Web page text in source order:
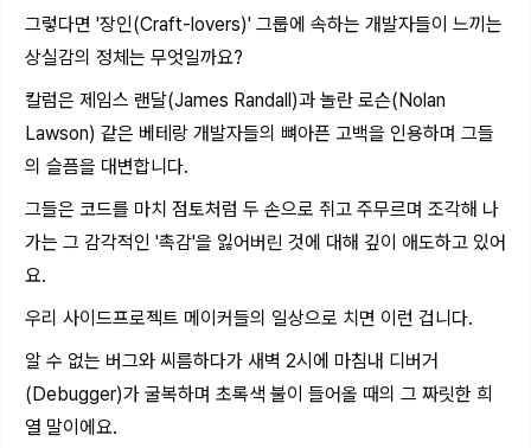
그렇다면 '장인(Craft-lovers)' 그룹에 속하는 개발자들이 느끼는
상실감의 정체는 무엇일까요?
칼럼은 제임스 랜달(James Randall)과 놀란 로슨(Nolan
Lawson) 같은 베테랑 개발자들의 뼈아픈 고백을 인용하며 그들
의 슬픔을 대변합니다.
그들은 코드를 마치 점토처럼 두 손으로 쥐고 주무르며 조각해 나
가는 그 감각적인 '촉감'을 잃어버린 것에 대해 깊이 애도하고 있어
요.
우리 사이드프로젝트 메이커들의 일상으로 치면 이런 겁니다.
알 수 없는 버그와 씨름하다가 새벽 2시에 마침내 디버거
(Debugger)가 굴복하며 초록색 불이 들어올 때의 그 짜릿한 희
열 말이에요.